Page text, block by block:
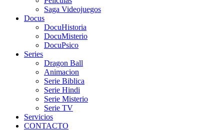
Saga Videojuegos
Docus
DocuHistoria
DocuMisterio
DocuPsico
Series
Dragon Ball
Animacion
Serie Biblica
Serie Hindi
Serie Misterio
Serie TV
Servicios
CONTACTO